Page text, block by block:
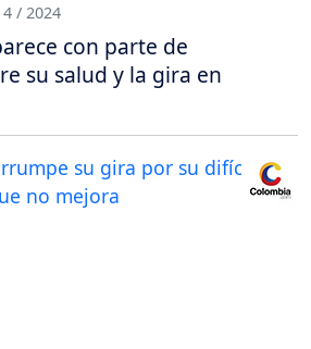
/ 2024
con parte de
su salud y la gira en